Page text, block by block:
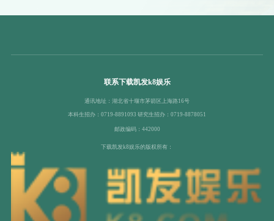
联系下载凯发k8娱乐
通讯地址：湖北省十堰市茅箭区上海路16号
本科生招办：0719-8891093 研究生招办：0719-8878051
邮政编码：442000
下载凯发k8娱乐的版权所有：